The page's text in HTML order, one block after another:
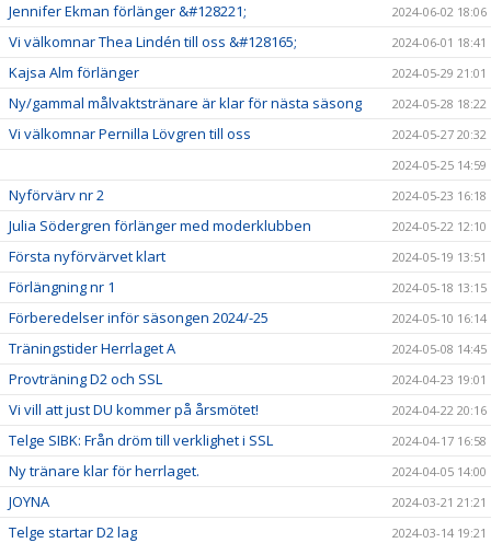
Jennifer Ekman förlänger &#128221; 2024-06-02 18:06
Vi välkomnar Thea Lindén till oss &#128165; 2024-06-01 18:41
Kajsa Alm förlänger 2024-05-29 21:01
Ny/gammal målvaktstränare är klar för nästa säsong 2024-05-28 18:22
Vi välkomnar Pernilla Lövgren till oss
2024-05-27 20:32
2024-05-25 14:59
Nyförvärv nr 2 2024-05-23 16:18
Julia Södergren förlänger med moderklubben 2024-05-22 12:10
Första nyförvärvet klart 2024-05-19 13:51
Förlängning nr 1 2024-05-18 13:15
Förberedelser inför säsongen 2024/-25 2024-05-10 16:14
Träningstider Herrlaget A 2024-05-08 14:45
Provträning D2 och SSL 2024-04-23 19:01
Vi vill att just DU kommer på årsmötet! 2024-04-22 20:16
Telge SIBK: Från dröm till verklighet i SSL 2024-04-17 16:58
Ny tränare klar för herrlaget. 2024-04-05 14:00
JOYNA 2024-03-21 21:21
Telge startar D2 lag 2024-03-14 19:21